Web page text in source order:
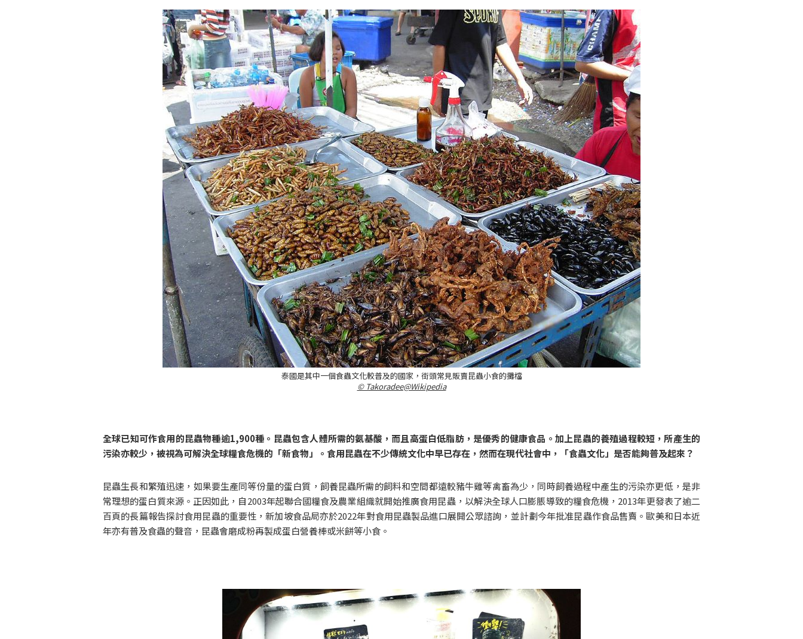
泰國是其中一個食蟲文化較普及的國家，街頭常見販賣昆蟲小食的攤檔
© Takoradee@Wikipedia
全球已知可作食用的昆蟲物種逾1,900種。昆蟲包含人體所需的氨基酸，而且高蛋白低脂肪，是優秀的健康食品。加上昆蟲的養殖過程較短，所產生的
污染亦較少，被視為可解決全球糧食危機的「新食物」。食用昆蟲在不少傳統文化中早已存在，然而在現代社會中，「食蟲文化」是否能夠普及起來？
昆蟲生長和繁殖迅速，如果要生產同等份量的蛋白質，飼養昆蟲所需的飼料和空間都遠較豬牛雞等禽畜為少，同時飼養過程中產生的污染亦更低，是非
常理想的蛋白質來源。正因如此，自2003年起聯合國糧食及農業組織就開始推廣食用昆蟲，以解決全球人口膨脹導致的糧食危機，2013年更發表了逾二
百頁的長篇報告探討食用昆蟲的重要性，新加坡食品局亦於2022年對食用昆蟲製品進口展開公眾諮詢，並計劃今年批准昆蟲作食品售賣。歐美和日本近
年亦有普及食蟲的聲音，昆蟲會磨成粉再製成蛋白營養棒或米餅等小食。